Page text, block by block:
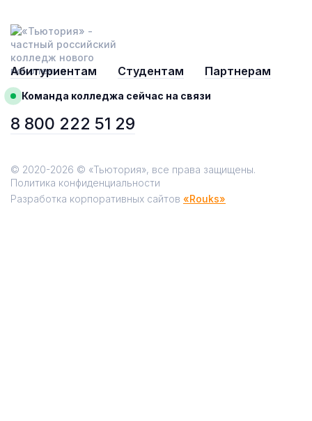
Абитуриентам Студентам Партнерам
Команда колледжа сейчас на связи
8 800 222 51 29
© 2020-2026 © «Тьютория», все права защищены.
Политика конфиденциальности
Разработка корпоративных сайтов «Rouks»